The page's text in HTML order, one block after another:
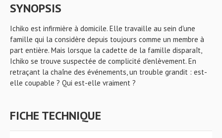
SYNOPSIS
Ichiko est infirmière à domicile. Elle travaille au sein d'une
famille qui la considère depuis toujours comme un membre à
part entière. Mais lorsque la cadette de la famille disparaît,
Ichiko se trouve suspectée de complicité d'enlèvement. En
retraçant la chaîne des événements, un trouble grandit : est-
elle coupable ? Qui est-elle vraiment ?
FICHE TECHNIQUE